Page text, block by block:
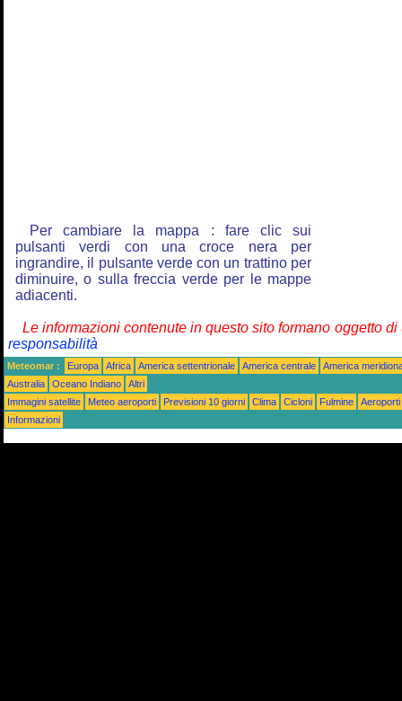
Per cambiare la mappa : fare clic sui
pulsanti verdi con una croce nera per
ingrandire, il pulsante verde con un trattino per
diminuire, o sulla freccia verde per le mappe
adiacenti.
Le informazioni contenute in questo sito formano oggetto
responsabilità
Meteomar : Europa Africa America settentrionale America centrale
America
Australia
Oceano Indiano
Altri
Immagini satellite
Meteo aeroporti Previsioni 10 giorni Clima Cicloni Fulmine
Aeroporti
Informazioni